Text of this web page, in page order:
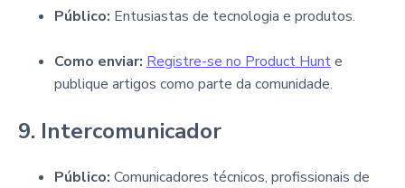
Público: Entusiastas de tecnologia e produtos.
Como enviar: Registre-se no Product Hunte
publique artigos como parte da comunidade.
9. Intercomunicador
Público: Comunicadores técnicos, profissionais de